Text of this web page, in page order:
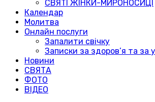
СВЯТІ ЖІНКИ-МИРОНОСИЦІ
Календар
Молитва
Онлайн послуги
Запалити свічку
Записки за здоров’я та за
Новини
СВЯТА
ФОТО
ВІДЕО